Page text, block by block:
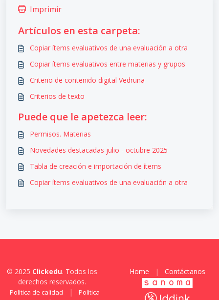
Imprimir
Artículos en esta carpeta:
Copiar ítems evaluativos de una evaluación a otra
Copiar ítems evaluativos entre materias y grupos
Criterio de contenido digital Vedruna
Criterios de texto
Puede que le apetezca leer:
Permisos. Materias
Novedades destacadas julio - octubre 2025
Tabla de creación e importación de ítems
Copiar ítems evaluativos de una evaluación a otra
© 2025 Clickedu. Todos los
derechos reservados.
Política de calidad |
Política
Home | Contáctanos